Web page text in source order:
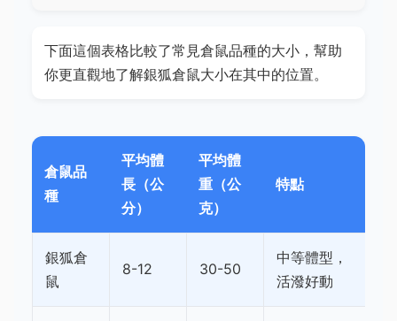
下面這個表格比較了常見倉鼠品種的大小，幫助
你更直觀地了解銀狐倉鼠大小在其中的位置。
倉鼠品
種
平均體
長（公
分）
平均體
重（公
克）
特點
銀狐倉
鼠
8-12 30-50
中等體型，
活潑好動